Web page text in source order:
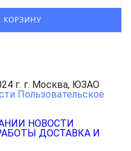
г. г. Москва, ЮЗАО
Пользовательское
НОВОСТИ
ДОСТАВКА И